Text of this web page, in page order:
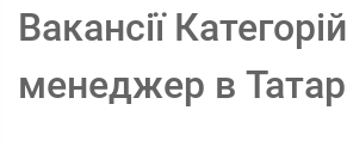
Вакансії
менеджер в